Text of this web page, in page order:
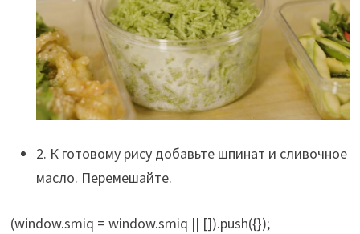
2. К готовому рису добавьте шпинат и сливочное
масло. Перемешайте.
(window.smiq = window.smiq || []).push({});